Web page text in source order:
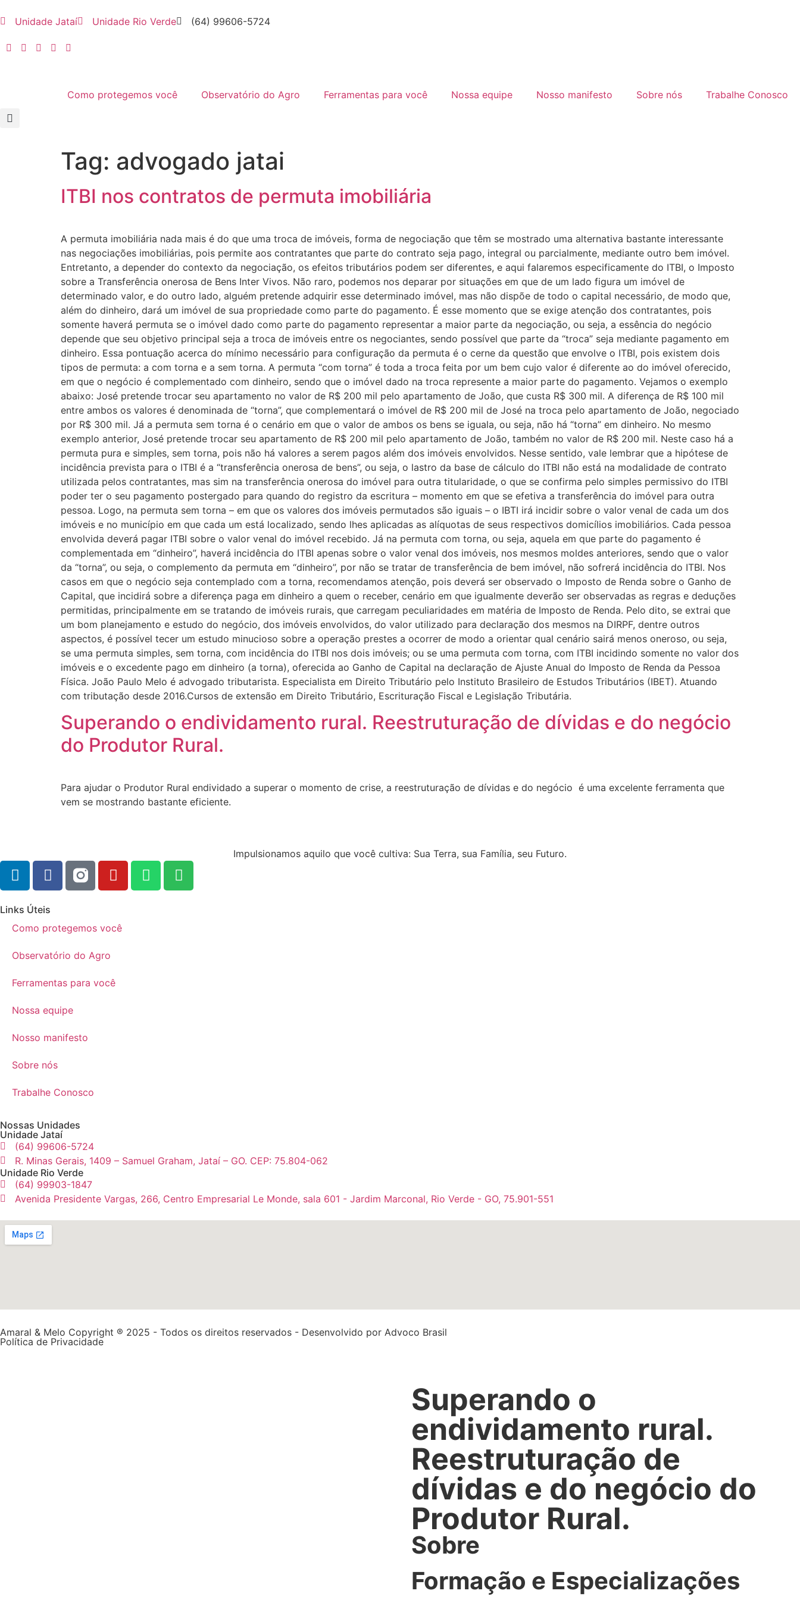
Unidade Jataí Unidade Rio Verde (64) 99606-5724
Como protegemos você Observatório do Agro Ferramentas para você Nossa equipe Nosso manifesto Sobre nós Trabalhe Conosco
Tag: advogado jatai
ITBI nos contratos de permuta imobiliária
A permuta imobiliária nada mais é do que uma troca de imóveis, forma de negociação que têm se mostrado uma alternativa bastante interessante
nas negociações imobiliárias, pois permite aos contratantes que parte do contrato seja pago, integral ou parcialmente, mediante outro bem imóvel.
Entretanto, a depender do contexto da negociação, os efeitos tributários podem ser diferentes, e aqui falaremos especificamente do ITBI, o Imposto
sobre a Transferência onerosa de Bens Inter Vivos. Não raro, podemos nos deparar por situações em que de um lado figura um imóvel de
determinado valor, e do outro lado, alguém pretende adquirir esse determinado imóvel, mas não dispõe de todo o capital necessário, de modo que,
além do dinheiro, dará um imóvel de sua propriedade como parte do pagamento. É esse momento que se exige atenção dos contratantes, pois
somente haverá permuta se o imóvel dado como parte do pagamento representar a maior parte da negociação, ou seja, a essência do negócio
depende que seu objetivo principal seja a troca de imóveis entre os negociantes, sendo possível que parte da “troca” seja mediante pagamento em
dinheiro. Essa pontuação acerca do mínimo necessário para configuração da permuta é o cerne da questão que envolve o ITBI, pois existem dois
tipos de permuta: a com torna e a sem torna. A permuta “com torna” é toda a troca feita por um bem cujo valor é diferente ao do imóvel oferecido,
em que o negócio é complementado com dinheiro, sendo que o imóvel dado na troca represente a maior parte do pagamento. Vejamos o exemplo
abaixo: José pretende trocar seu apartamento no valor de R$ 200 mil pelo apartamento de João, que custa R$ 300 mil. A diferença de R$ 100 mil
entre ambos os valores é denominada de “torna”, que complementará o imóvel de R$ 200 mil de José na troca pelo apartamento de João, negociado
por R$ 300 mil. Já a permuta sem torna é o cenário em que o valor de ambos os bens se iguala, ou seja, não há “torna” em dinheiro. No mesmo
exemplo anterior, José pretende trocar seu apartamento de R$ 200 mil pelo apartamento de João, também no valor de R$ 200 mil. Neste caso há a
permuta pura e simples, sem torna, pois não há valores a serem pagos além dos imóveis envolvidos. Nesse sentido, vale lembrar que a hipótese de
incidência prevista para o ITBI é a “transferência onerosa de bens”, ou seja, o lastro da base de cálculo do ITBI não está na modalidade de contrato
utilizada pelos contratantes, mas sim na transferência onerosa do imóvel para outra titularidade, o que se confirma pelo simples permissivo do ITBI
poder ter o seu pagamento postergado para quando do registro da escritura – momento em que se efetiva a transferência do imóvel para outra
pessoa. Logo, na permuta sem torna – em que os valores dos imóveis permutados são iguais – o IBTI irá incidir sobre o valor venal de cada um dos
imóveis e no município em que cada um está localizado, sendo lhes aplicadas as alíquotas de seus respectivos domicílios imobiliários. Cada pessoa
envolvida deverá pagar ITBI sobre o valor venal do imóvel recebido. Já na permuta com torna, ou seja, aquela em que parte do pagamento é
complementada em “dinheiro”, haverá incidência do ITBI apenas sobre o valor venal dos imóveis, nos mesmos moldes anteriores, sendo que o valor
da “torna”, ou seja, o complemento da permuta em “dinheiro”, por não se tratar de transferência de bem imóvel, não sofrerá incidência do ITBI. Nos
casos em que o negócio seja contemplado com a torna, recomendamos atenção, pois deverá ser observado o Imposto de Renda sobre o Ganho de
Capital, que incidirá sobre a diferença paga em dinheiro a quem o receber, cenário em que igualmente deverão ser observadas as regras e deduções
permitidas, principalmente em se tratando de imóveis rurais, que carregam peculiaridades em matéria de Imposto de Renda. Pelo dito, se extrai que
um bom planejamento e estudo do negócio, dos imóveis envolvidos, do valor utilizado para declaração dos mesmos na DIRPF, dentre outros
aspectos, é possível tecer um estudo minucioso sobre a operação prestes a ocorrer de modo a orientar qual cenário sairá menos oneroso, ou seja,
se uma permuta simples, sem torna, com incidência do ITBI nos dois imóveis; ou se uma permuta com torna, com ITBI incidindo somente no valor dos
imóveis e o excedente pago em dinheiro (a torna), oferecida ao Ganho de Capital na declaração de Ajuste Anual do Imposto de Renda da Pessoa
Física. João Paulo Melo é advogado tributarista. Especialista em Direito Tributário pelo Instituto Brasileiro de Estudos Tributários (IBET). Atuando
com tributação desde 2016.Cursos de extensão em Direito Tributário, Escrituração Fiscal e Legislação Tributária.
Superando o endividamento rural. Reestruturação de dívidas e do negócio
do Produtor Rural.
Para ajudar o Produtor Rural endividado a superar o momento de crise, a reestruturação de dívidas e do negócio é uma excelente ferramenta que
vem se mostrando bastante eficiente.
Impulsionamos aquilo que você cultiva: Sua Terra, sua Família, seu Futuro.
Links Úteis
Como protegemos você
Observatório do Agro
Ferramentas para você
Nossa equipe
Nosso manifesto
Sobre nós
Trabalhe Conosco
Nossas Unidades
Unidade Jataí
(64) 99606-5724
R. Minas Gerais, 1409 – Samuel Graham, Jataí – GO. CEP: 75.804-062
Unidade Rio Verde
(64) 99903-1847
Avenida Presidente Vargas, 266, Centro Empresarial Le Monde, sala 601 - Jardim Marconal, Rio Verde - GO, 75.901-551
Amaral & Melo Copyright ® 2025 - Todos os direitos reservados - Desenvolvido por Advoco Brasil
Política de Privacidade
Superando o
endividamento rural.
Reestruturação de
dívidas e do negócio do
Produtor Rural.
Sobre
Formação e Especializações